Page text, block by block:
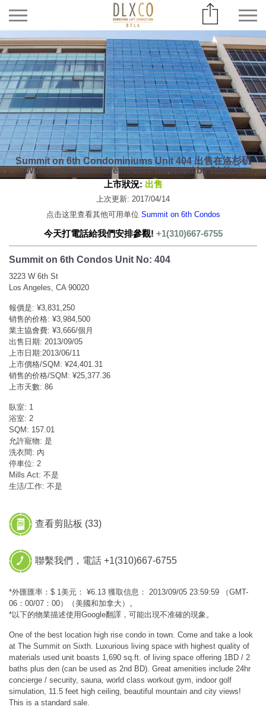
Summit on 6th Condominiums Unit 404 出售在洛杉矶
Wilshire Center/Koreatown Presented by DLXco
上市狀況: 出售
上次更新: 2017/04/14
点击这里查看其他可用单位 Summit on 6th Condos
今天打電話給我們安排參觀! +1(310)667-6755
Summit on 6th Condos Unit No: 404
3223 W 6th St
Los Angeles, CA 90020
報價是: ¥3,831,250
销售的价格: ¥3,984,500
業主協會費: ¥3,666/個月
出售日期: 2013/09/05
上市日期:2013/06/11
上市價格/SQM: ¥24,401.31
销售的价格/SQM: ¥25,377.36
上市天數: 86
臥室: 1
浴室: 2
SQM: 157.01
允許寵物: 是
洗衣間: 內
停車位: 2
Mills Act: 不是
生活/工作: 不是
查看剪貼板 (33)
聯繫我們，電話 +1(310)667-6755
*外匯匯率：$ 1美元： ¥6.13 獲取信息： 2013/09/05 23:59:59 （GMT-
06：00/07：00）（美國和加拿大）。
*以下的物業描述使用Google翻譯，可能出現不准確的現象。
One of the best location high rise condo in town. Come and take a look
at The Summit on Sixth. Luxurious living space with highest quality of
materials used unit boasts 1,690 sq.ft. of living space offering 1BD / 2
baths plus den (can be used as 2nd BD). Great amenities include 24hr
concierge / security, sauna, world class workout gym, indoor golf
simulation, 11.5 feet high ceiling, beautiful mountain and city views!
This is a standard sale.